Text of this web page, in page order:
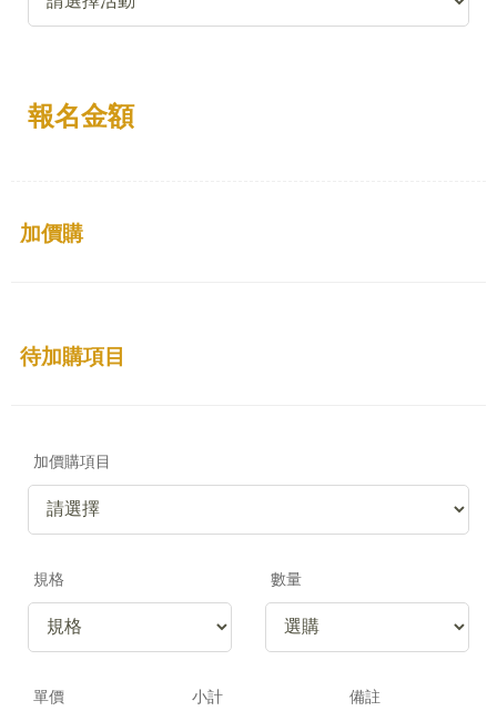
報名金額
加價購
待加購項目
加價購項目
規格 數量
單價 小計 備註